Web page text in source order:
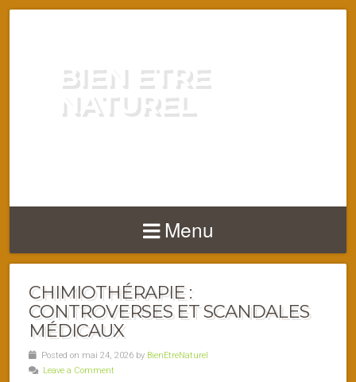
BIEN ETRE
NATUREL
Menu
CHIMIOTHÉRAPIE :
CONTROVERSES ET SCANDALES
MÉDICAUX
Posted on mai 24, 2026 by BienEtreNaturel
Leave a Comment